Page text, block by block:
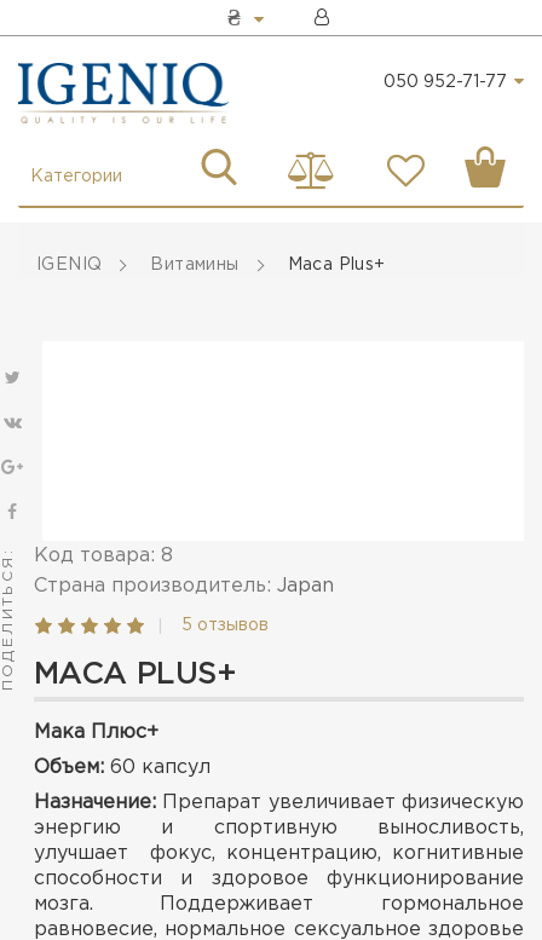
₴
050 952-71-77
Категории
IGENIQ Витамины Maca Plus+
ПОДЕЛИТЬСЯ:
Код товара: 8
Страна производитель: Japan
| 5 отзывов
MACA PLUS+
Мака Плюс+
Объем:60 капсул
Назначение:Препарат увеличивает физическую
энергию и спортивную выносливость,
улучшает фокус, концентрацию, когнитивные
способности и здоровое функционирование
мозга. Поддерживает гормональное
равновесие, нормальное сексуальное здоровье